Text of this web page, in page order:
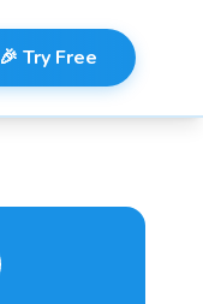
🎉 Try Free